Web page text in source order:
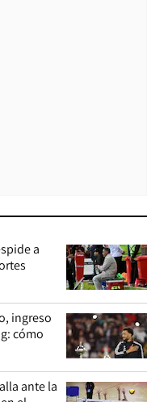
a
ingreso
cómo
ante la